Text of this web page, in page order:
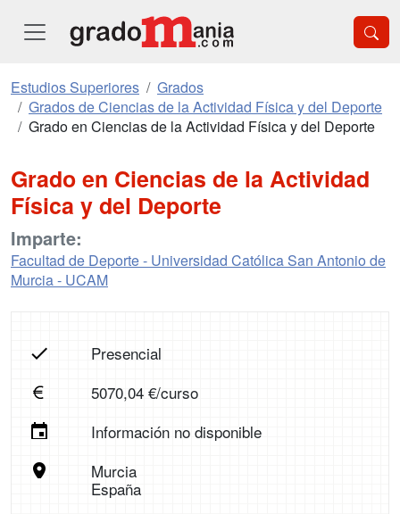
Estudios Superiores
Grados
Grados de Ciencias de la Actividad Física y del Deporte
Grado en Ciencias de la Actividad Física y del Deporte
Grado en Ciencias de la Actividad
Física y del Deporte
Imparte:
Facultad de Deporte - Universidad Católica San Antonio de
Murcia - UCAM
Presencial
5070,04 €/curso
Información no disponible
Murcia
España